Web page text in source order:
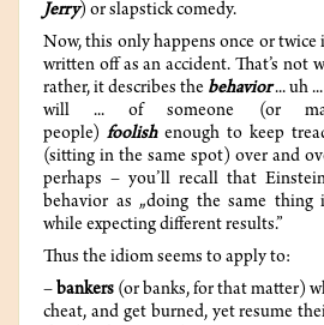
Jerry) or slapstick comedy.
Now, this only happens once or twice
written off as an accident. That’s not
rather, it describes the behavior... uh
will ... of someone (or
people) foolishenough to keep
(sitting in the same spot) over and
perhaps – you’ll recall that
behavior as „doing the same thing
while expecting different results.”
Thus the idiom seems to apply to:
– bankers (or banks, for that matter)
cheat, and get burned, yet resume